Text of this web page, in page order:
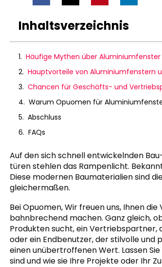
Inhaltsverzeichnis
Häufige Mythen über
Hauptvorteile von Aluminiumfenstern
Chancen für Geschäfts- und
Warum Opuomen für
Abschluss
FAQs
Auf den sich schnell entwickelnden
türen stehlen das Rampenlicht.
Diese modernen Baumaterialien sind
gleichermaßen.
Bei Opuomen, Wir freuen uns, Ihnen
bahnbrechend machen. Ganz gleich,
Produkten sucht, ein
oder ein Endbenutzer, der stilvolle
einen unübertroffenen Wert. Lassen
sind und wie sie Ihre Projekte oder Ihr